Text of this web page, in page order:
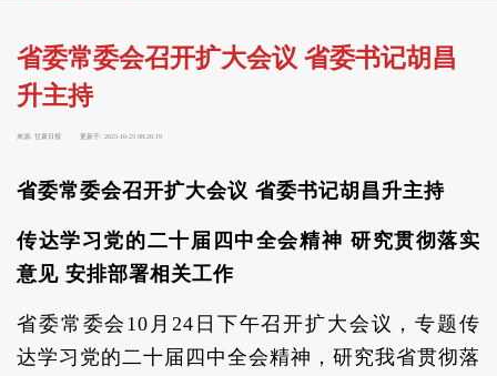
省委常委会召开扩大会议 省委书记胡昌
升主持
来源: 甘肃日报 更新于: 2025-10-25 08:26:19
省委常委会召开扩大会议 省委书记胡昌升主持
传达学习党的二十届四中全会精神 研究贯彻落实
意见 安排部署相关工作
省委常委会10月24日下午召开扩大会议，专题传
达学习党的二十届四中全会精神，研究我省贯彻落